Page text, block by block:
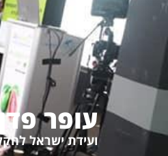
עופר פדן
ועידת ישראל